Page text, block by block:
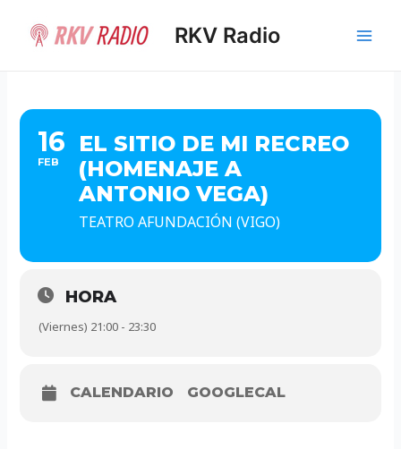
contenido
RKV Radio
16
FEB
EL SITIO DE MI RECREO
(HOMENAJE A
ANTONIO VEGA)
TEATRO AFUNDACIÓN (VIGO)
HORA
(Viernes) 21:00 - 23:30
CALENDARIO GOOGLECAL